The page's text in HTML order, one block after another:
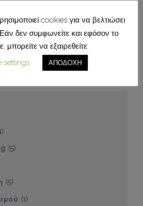
(5)
(5)
(1)
cookies για να βελτιώσει
δεν συμφωνείτε και εφόσον το
μπορείτε να εξαιρεθείτε.
settings
ΑΠΟΔΟΧΗ